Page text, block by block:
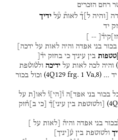
רחם הזכרים
[והיה ל]ך֯ לאות֯ ע֯ל ידיך
יד
--
בכור בני אפדה והיה לאות על ידכה]
טטפות בין עיניך כי בחזק יד֯[
( והיה לכה לאות על ידיכה ולט֯וט֯פת
יד …
(4Q129 frg. 1 Va,8) וכול בכור
בכור בני אפד]ה ו֯ הי ו֯ לאו[ת על
( [ולטוטפת בין עיני]ך֯ [כי ב]ח֯זק
בני אפדה והיה֯ [לאות על
ולטוטפת בין ע֯ יניך